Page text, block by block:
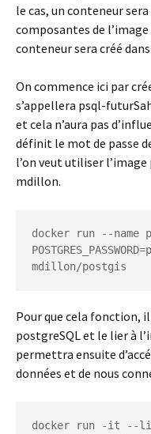
le cas, un conteneur
composantes de
conteneur sera créé
On commence ici par
s’appellera psql-
et cela n’aura pas
définit le mot de passe
l’on veut utiliser
mdillon.
docker run --name
mdillon/postgis
Pour que cela fonction,
postgreSQL et le lier à
permettra ensuite
données et de nous
docker run -it --